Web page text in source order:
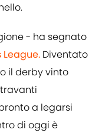
- ha segnato
Diventato
il derby vinto
a legarsi
di oggi è